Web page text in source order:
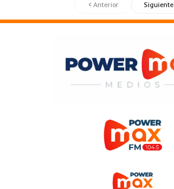
Anterior Siguiente